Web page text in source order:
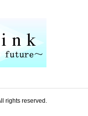
rights reserved.